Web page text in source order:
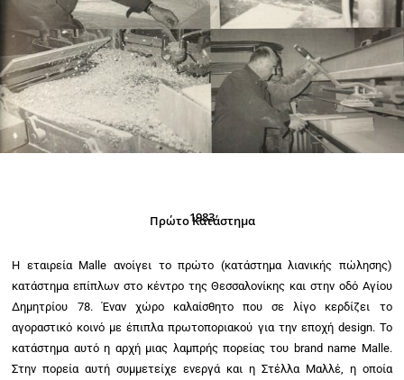
1983
Πρώτο Κατάστημα
Η εταιρεία Malle ανοίγει το πρώτο (κατάστημα λιανικής πώλησης)
κατάστημα επίπλων στο κέντρο της Θεσσαλονίκης και στην οδό Αγίου
Δημητρίου 78. Έναν χώρο καλαίσθητο που σε λίγο κερδίζει το
αγοραστικό κοινό με έπιπλα πρωτοποριακού για την εποχή design. Το
κατάστημα αυτό η αρχή μιας λαμπρής πορείας του brand name Malle.
Στην πορεία αυτή συμμετείχε ενεργά και η Στέλλα Μαλλέ, η οποία